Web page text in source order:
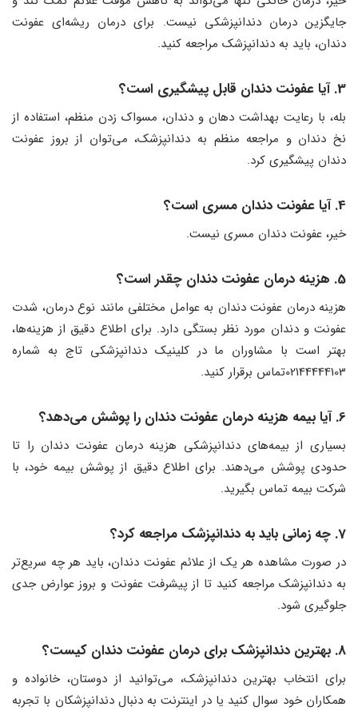
جایگزین درمان دندانپزشکی نیست. برای درمان ریشه‌ای عفونت
دندان، باید به دندانپزشک مراجعه کنید.
3. آیا عفونت دندان قابل پیشگیری است؟
بله، با رعایت بهداشت دهان و دندان، مسواک زدن منظم، استفاده از
نخ دندان و مراجعه منظم به دندانپزشک، می‌توان از بروز عفونت
دندان پیشگیری کرد.
4. آیا عفونت دندان مسری است؟
خیر، عفونت دندان مسری نیست.
5. هزینه درمان عفونت دندان چقدر است؟
هزینه درمان عفونت دندان به عوامل مختلفی مانند نوع درمان، شدت
عفونت و دندان مورد نظر بستگی دارد. برای اطلاع دقیق از هزینه‌ها،
بهتر است با مشاوران ما در کلینیک دندانپزشکی تاج به شماره
02144444103تماس برقرار کنید.
6. آیا بیمه هزینه درمان عفونت دندان را پوشش می‌دهد؟
بسیاری از بیمه‌های دندانپزشکی هزینه درمان عفونت دندان را تا
حدودی پوشش می‌دهند. برای اطلاع دقیق از پوشش بیمه خود، با
شرکت بیمه تماس بگیرید.
7. چه زمانی باید به دندانپزشک مراجعه کرد؟
در صورت مشاهده هر یک از علائم عفونت دندان، باید هر چه سریع‌تر
به دندانپزشک مراجعه کنید تا از پیشرفت عفونت و بروز عوارض جدی
جلوگیری شود.
8. بهترین دندانپزشک برای درمان عفونت دندان کیست؟
برای انتخاب بهترین دندانپزشک، می‌توانید از دوستان، خانواده و
همکاران خود سوال کنید یا در اینترنت به دنبال دندانپزشکان با تجربه